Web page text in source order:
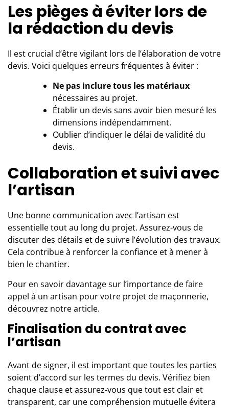
Les pièges à éviter lors de
la rédaction du devis
Il est crucial d’être vigilant lors de l’élaboration de votre
devis. Voici quelques erreurs fréquentes à éviter :
Ne pas inclure tous les matériaux
nécessaires au projet.
Établir un devis sans avoir bien mesuré les
dimensions indépendamment.
Oublier d’indiquer le délai de validité du
devis.
Collaboration et suivi avec
l’artisan
Une bonne communication avec l’artisan est
essentielle tout au long du projet. Assurez-vous de
discuter des détails et de suivre l’évolution des travaux.
Cela contribue à renforcer la confiance et à mener à
bien le chantier.
Pour en savoir davantage sur l’importance de faire
appel à un artisan pour votre projet de maçonnerie,
découvrez notre article.
Finalisation du contrat avec
l’artisan
Avant de signer, il est important que toutes les parties
soient d’accord sur les termes du devis. Vérifiez bien
chaque clause et assurez-vous que tout est clair et
transparent, car une compréhension mutuelle évitera